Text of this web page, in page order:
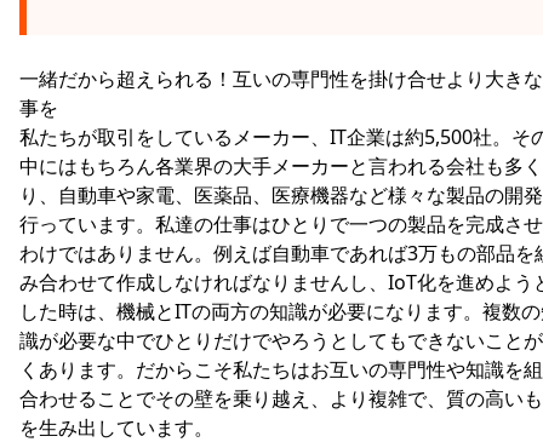
一緒だから超えられる！互いの専門性を掛け合せより大き
事を
私たちが取引をしているメーカー、IT企業は約5,500社。そ
中にはもちろん各業界の大手メーカーと言われる会社も多
り、自動車や家電、医薬品、医療機器など様々な製品の開
行っています。私達の仕事はひとりで一つの製品を完成さ
わけではありません。例えば自動車であれば3万もの部品を
み合わせて作成しなければなりませんし、IoT化を進めよう
した時は、機械とITの両方の知識が必要になります。複数
識が必要な中でひとりだけでやろうとしてもできないこと
くあります。だからこそ私たちはお互いの専門性や知識を
合わせることでその壁を乗り越え、より複雑で、質の高い
を生み出しています。